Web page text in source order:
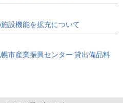
設機能を拡充について
幌市産業振興センター 貸出備品料